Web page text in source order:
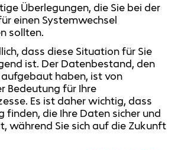
Überlegungen, die Sie bei der
einen Systemwechsel
sollten.
dass diese Situation für Sie
ist. Der Datenbestand, den
aufgebaut haben, ist von
Bedeutung für Ihre
Es ist daher wichtig, dass
finden, die Ihre Daten sicher und
während Sie sich auf die Zukunft